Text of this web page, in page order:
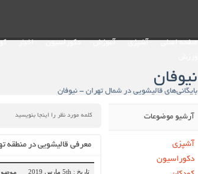
نیوفان
بایگانی‌های قالیشویی در شمال تهران - نیوفان
معرفی قالیشویی در منطقه
تاریخ : 5th مارس 2019
آرشیو موضوعات
آشپزی
دکوراسیون